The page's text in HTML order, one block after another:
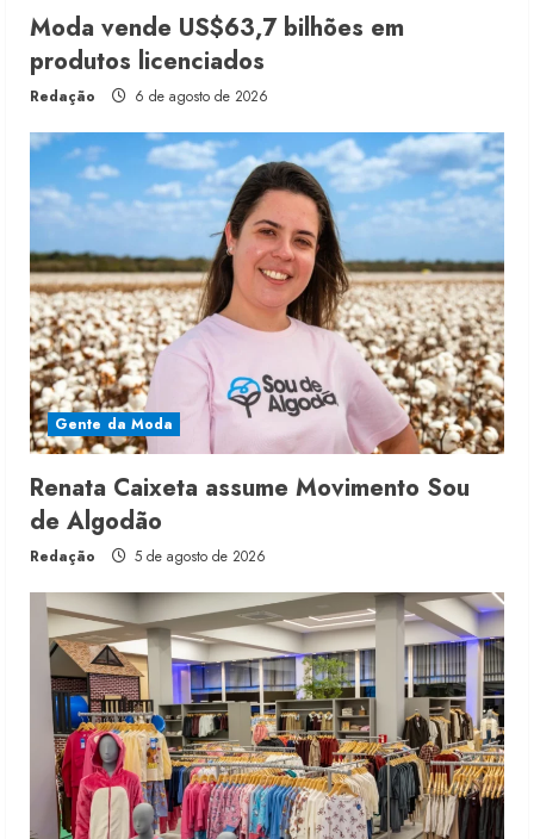
Moda vende US$63,7 bilhões em
produtos licenciados
Redação 6 de agosto de 2026
Gente da Moda
Renata Caixeta assume Movimento Sou
de Algodão
Redação 5 de agosto de 2026